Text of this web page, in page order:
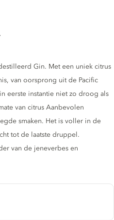
Gin. Met een uniek citrus
van oorsprong uit de Pacific
eerste instantie niet zo droog als
van citrus Aanbevolen
smaken. Het is voller in de
tot de laatste druppel.
van de jeneverbes en